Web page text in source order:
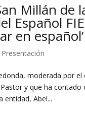
Millán de
Español
en español’
Presentación
moderada por
y que ha
entidad, Abel...